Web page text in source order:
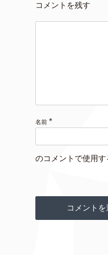
コメントを残す
名前 *
のコメントで使用